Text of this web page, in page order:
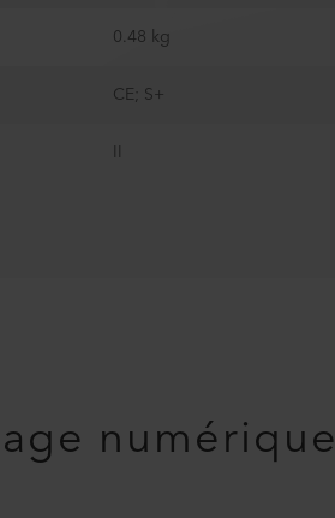
0.48 kg
CE; S+
II
numérique